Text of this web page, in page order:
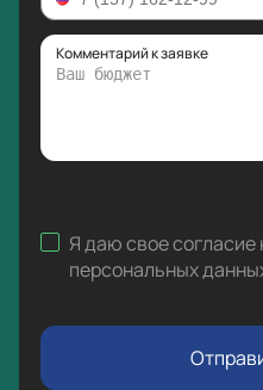
Комментарий к заявке
Я даю свое согласие
персональных